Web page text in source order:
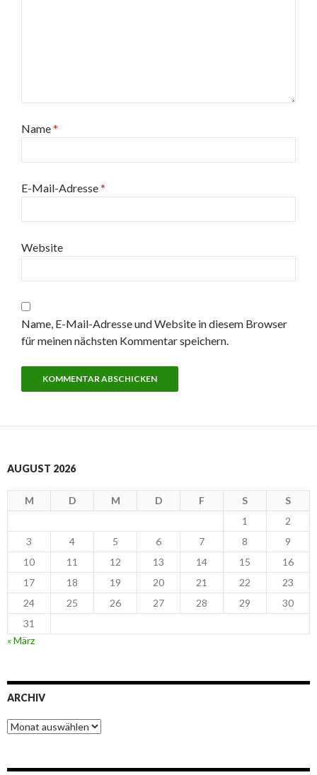
Name*
E-Mail-Adresse*
Website
Name, E-Mail-Adresse und Website in diesem Browser
für meinen nächsten Kommentar speichern.
AUGUST 2026
M D M D F S
S
1
2
3
4 5 6 7 8
9
10
11 12 13 14 15
16
17
18 19 20 21 22
23
24
25 26 27 28 29
30
31
« März
ARCHIV
Archiv